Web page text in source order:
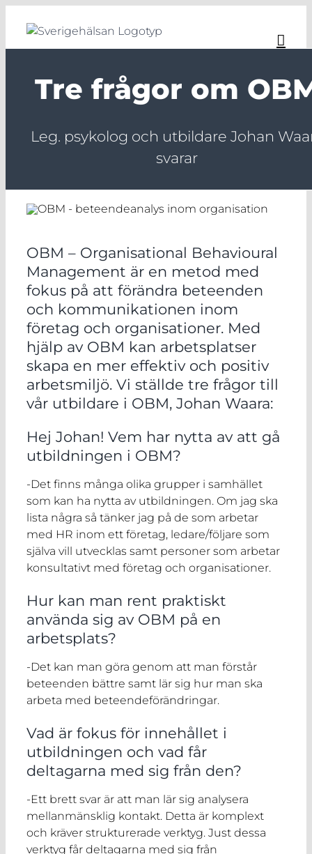
innehållet
Tre frågor om
Leg. psykolog och utbildare Johan
svarar
OBM – Organisational Behavioural
Management är en metod med
fokus på att förändra beteenden
och kommunikationen inom
företag och organisationer. Med
hjälp av OBM kan arbetsplatser
skapa en mer effektiv och positiv
arbetsmiljö. Vi ställde tre frågor till
vår utbildare i OBM, Johan Waara:
Hej Johan! Vem har nytta av att gå
utbildningen i OBM?
-Det finns många olika grupper i samhället
som kan ha nytta av utbildningen. Om jag ska
lista några så tänker jag på de som arbetar
med HR inom ett företag, ledare/följare som
själva vill utvecklas samt personer som arbetar
konsultativt med företag och organisationer.
Hur kan man rent praktiskt
använda sig av OBM på en
arbetsplats?
-Det kan man göra genom att man förstår
beteenden bättre samt lär sig hur man ska
arbeta med beteendeförändringar.
Vad är fokus för innehållet i
utbildningen och vad får
deltagarna med sig från den?
-Ett brett svar är att man lär sig analysera
mellanmänsklig kontakt. Detta är komplext
och kräver strukturerade verktyg. Just dessa
verktyg får deltagarna med sig från